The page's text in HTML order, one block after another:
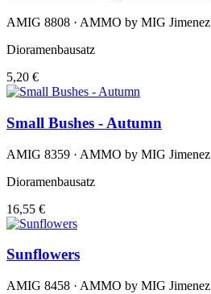
AMIG 8808 · AMMO by MIG Jimenez
Dioramenbausatz
5,20 €
Small Bushes - Autumn
AMIG 8359 · AMMO by MIG Jimenez
Dioramenbausatz
16,55 €
Sunflowers
AMIG 8458 · AMMO by MIG Jimenez